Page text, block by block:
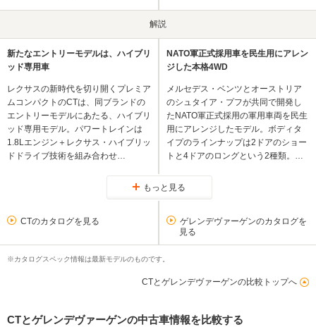
解説
新たなエントリーモデルは、ハイブリ
ッド専用車
レクサスの新時代を切り開くプレミア
ムコンパクトのCTは、同ブランドの
エントリーモデルにあたる、ハイブリ
ッド専用モデル。パワートレインは
1.8Lエンジン＋レクサス・ハイブリッ
ドドライブ技術を組み合わせ…
NATO軍正式採用車を民生用にアレン
ジした本格4WD
メルセデス・ベンツとオーストリア
のシュタイア・プフが共同で開発し
たNATO軍正式採用の軍用車両を民生
用にアレンジしたモデル。ボディタ
イプのラインナップは2ドアのショー
トと4ドアのロングという2種類。…
もっと見る
CTのカタログを見る
ゲレンデヴァーゲンのカタログを
見る
※カタログスペック情報は最新モデルのものです。
CTとゲレンデヴァーゲンの比較トップへ
CTとゲレンデヴァーゲンの中古車情報を比較する